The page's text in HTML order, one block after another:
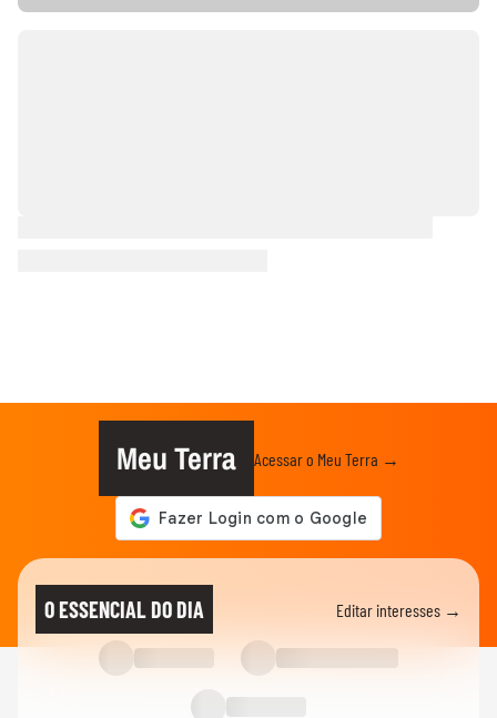
Meu Terra Acessar o Meu Terra →
O ESSENCIAL DO DIA Editar interesses →